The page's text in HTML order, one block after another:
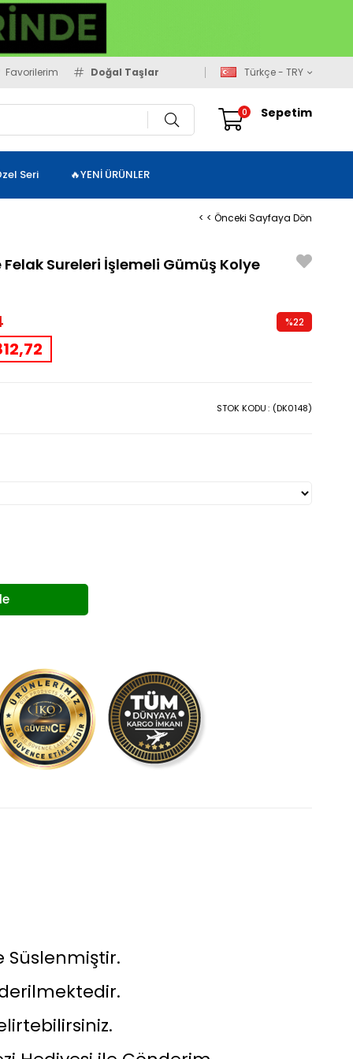
Favorilerim Doğal Taşlar Türkçe - TRY
Sepetim
0
Seri 🔥YENİ ÜRÜNLER
< < Önceki Sayfaya Dön
Sureleri İşlemeli Gümüş Kolye
%22
STOK KODU (DK0148)
Süslenmiştir.